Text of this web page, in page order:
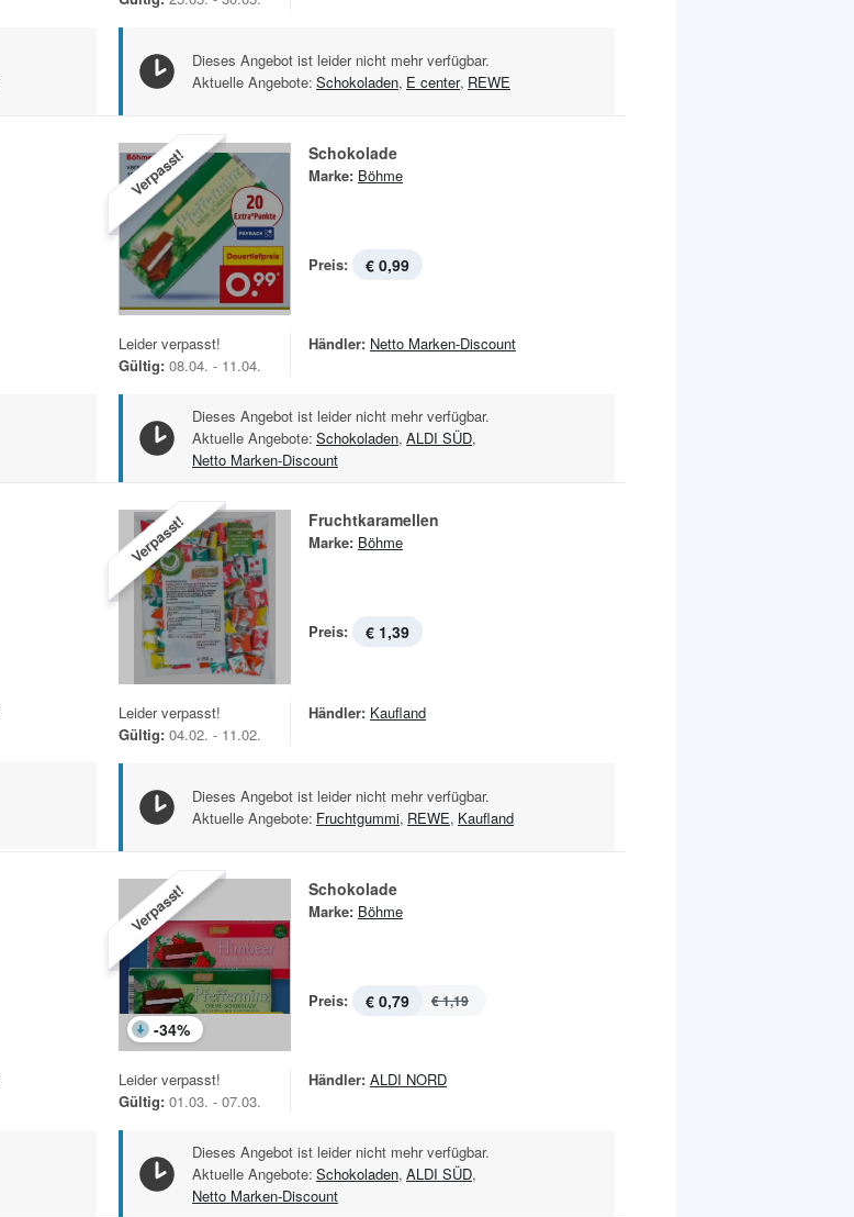
Dieses Angebot ist leider nicht mehr verfügbar.
Aktuelle Angebote: Schokoladen, E center, REWE
Verpasst! Schokolade
Marke: Böhme
Preis: € 0,99
Leider verpasst!
Gültig: 08.04. - 11.04.
Händler: Netto Marken-Discount
Dieses Angebot ist leider nicht mehr verfügbar.
Aktuelle Angebote: Schokoladen, ALDI SÜD,
Netto Marken-Discount
Verpasst! Fruchtkaramellen
Marke: Böhme
Preis: € 1,39
Leider verpasst!
Gültig: 04.02. - 11.02.
Händler: Kaufland
Dieses Angebot ist leider nicht mehr verfügbar.
Aktuelle Angebote: Fruchtgummi, REWE, Kaufland
Verpasst!
-34%
Schokolade
Marke: Böhme
Preis: € 0,79 € 1,19
Leider verpasst!
Gültig: 01.03. - 07.03.
Händler: ALDI NORD
Dieses Angebot ist leider nicht mehr verfügbar.
Aktuelle Angebote: Schokoladen, ALDI SÜD,
Netto Marken-Discount